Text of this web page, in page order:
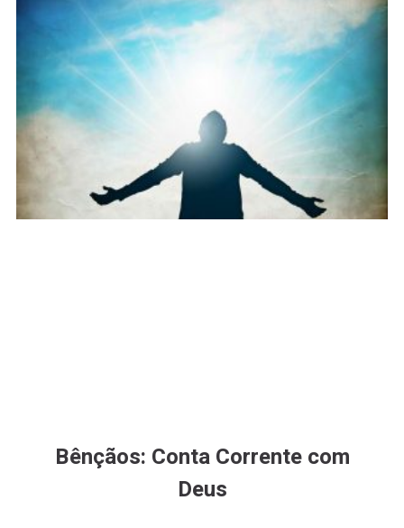
Bênçãos: Conta Corrente com
Deus